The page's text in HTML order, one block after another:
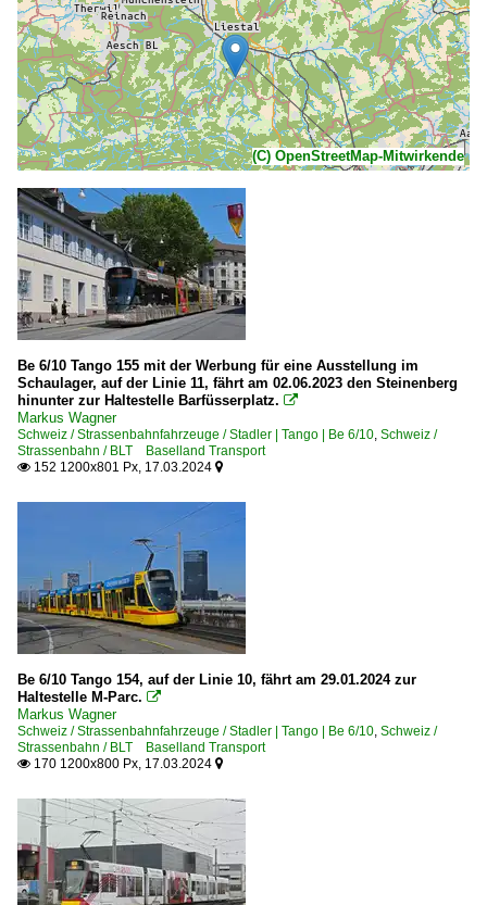
(C) OpenStreetMap-Mitwirkende
Be 6/10 Tango 155 mit der Werbung für eine Ausstellung im
Schaulager, auf der Linie 11, fährt am 02.06.2023 den Steinenberg
hinunter zur Haltestelle Barfüsserplatz. 
Markus Wagner
Schweiz / Strassenbahnfahrzeuge / Stadler | Tango | Be 6/10, Schweiz /
Strassenbahn / BLT Baselland Transport
 152 1200x801 Px, 17.03.2024 
Be 6/10 Tango 154, auf der Linie 10, fährt am 29.01.2024 zur
Haltestelle M-Parc. 
Markus Wagner
Schweiz / Strassenbahnfahrzeuge / Stadler | Tango | Be 6/10, Schweiz /
Strassenbahn / BLT Baselland Transport
 170 1200x800 Px, 17.03.2024 